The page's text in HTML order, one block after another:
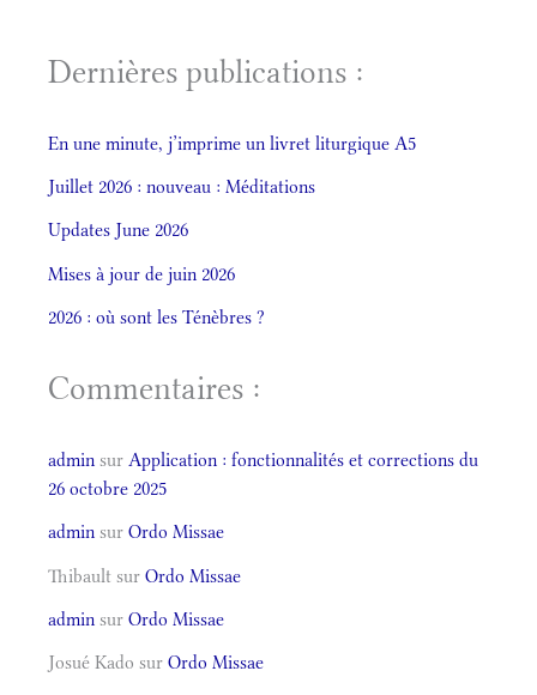
Dernières publications :
En une minute, j’imprime un livret liturgique A5
Juillet 2026 : nouveau : Méditations
Updates June 2026
Mises à jour de juin 2026
2026 : où sont les Ténèbres ?
Commentaires :
admin sur Application : fonctionnalités et corrections du
26 octobre 2025
admin sur Ordo Missae
Thibault sur Ordo Missae
admin sur Ordo Missae
Josué Kado sur Ordo Missae